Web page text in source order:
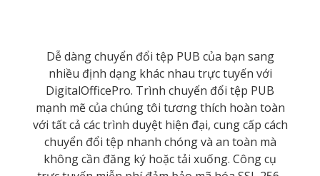
Dễ dàng chuyển đổi tệp PUB của bạn sang
nhiều định dạng khác nhau trực tuyến với
DigitalOfficePro. Trình chuyển đổi tệp PUB
mạnh mẽ của chúng tôi tương thích hoàn toàn
với tất cả các trình duyệt hiện đại, cung cấp cách
chuyển đổi tệp nhanh chóng và an toàn mà
không cần đăng ký hoặc tải xuống. Công cụ